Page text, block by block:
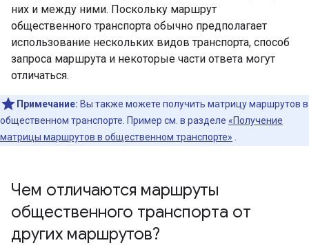
них и между ними. Поскольку маршрут
общественного транспорта обычно предполагает
использование нескольких видов транспорта, способ
запроса маршрута и некоторые части ответа могут
отличаться.
Примечание: Вы также можете получить матрицу маршрутов в
общественном транспорте. Пример см. в разделе «Получение
матрицы маршрутов в общественном транспорте»
Чем отличаются маршруты
общественного транспорта от
других маршрутов?